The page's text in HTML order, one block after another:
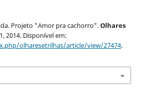
Projeto "Amor pra cachorro".Olhares
2014. Disponível em:
olharesetrilhas/article/view/27474.